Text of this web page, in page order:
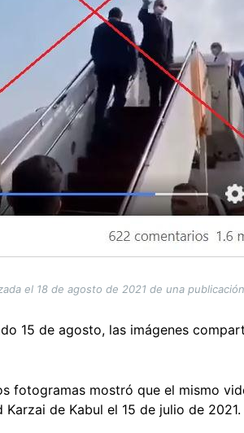
el 18 de agosto de 2021 de una
15 de agosto, las imágenes
fotogramas mostró que el mismo
de Kabul el 15 de julio de 2021.